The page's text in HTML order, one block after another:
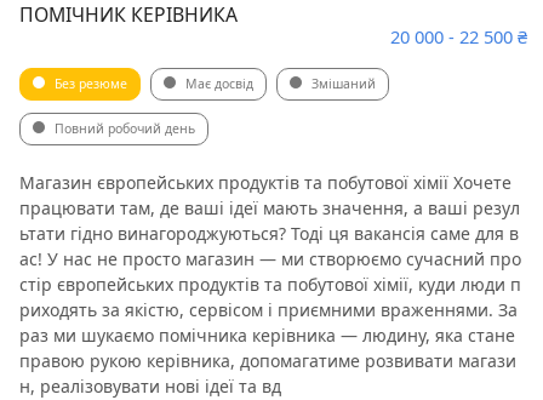
ПОМІЧНИК КЕРІВНИКА
20 000 - 22 500 ₴
Без резюме Має досвід Змішаний
Повний робочий день
Магазин європейських продуктів та побутової хімії Хочете
працювати там, де ваші ідеї мають значення, а ваші резул
ьтати гідно винагороджуються? Тоді ця вакансія саме для в
ас! У нас не просто магазин — ми створюємо сучасний про
стір європейських продуктів та побутової хімії, куди люди п
риходять за якістю, сервісом і приємними враженнями. За
раз ми шукаємо помічника керівника — людину, яка стане
правою рукою керівника, допомагатиме розвивати магази
н, реалізовувати нові ідеї та вд